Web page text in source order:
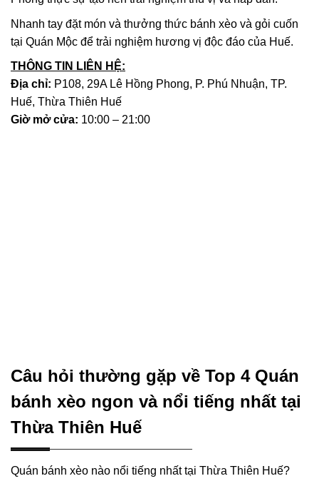
Nhanh tay đặt món và thưởng thức bánh xèo và gỏi cuốn
tại Quán Mộc để trải nghiệm hương vị độc đáo của Huế.
THÔNG TIN LIÊN HỆ:
Địa chỉ: P108, 29A Lê Hồng Phong, P. Phú Nhuận, TP.
Huế, Thừa Thiên Huế
Giờ mở cửa: 10:00 – 21:00
Câu hỏi thường gặp về Top 4 Quán
bánh xèo ngon và nổi tiếng nhất tại
Thừa Thiên Huế
Quán bánh xèo nào nổi tiếng nhất tại Thừa Thiên Huế?